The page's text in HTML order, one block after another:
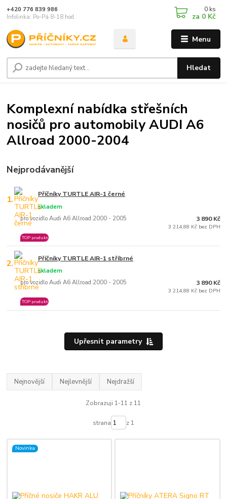
Menu
Hledat
+420 776 839 986
Infolinka: Po-Pá 8-18 hod.
0 ks
za 0 Kč
Komplexní nabídka střešních
nosičů pro automobily AUDI A6
Allroad 2000-2004
Nejprodávanější
1. Příčníky TURTLE AIR-1 černé
pro vozidlo Audi A6 Allroad 2000 - 2005
skladem
TOP produkt
3 890 Kč
3 214,88 Kč bez DPH
2. Příčníky TURTLE AIR-1 stříbrné
pro vozidlo Audi A6 Allroad 2000 - 2005
skladem
TOP produkt
3 890 Kč
3 214,88 Kč bez DPH
Upřesnit parametry
Nejnovější Nejlevnější Nejdražší
Zobrazuji 1-11 z 11
strana z 1
Novinka